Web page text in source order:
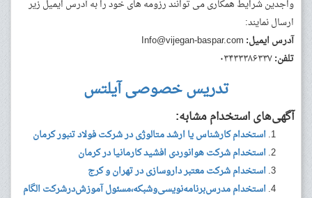
واجدین شرایط همکاری می توانند رزومه های خود را به آدرس ایمیل زیر
ارسال نمایند:
آدرس ایمیل: Info@vijegan-baspar.com
تلفن:
تدریس خصوصی آیلتس
آگهی‌های استخدام مشابه:
استخدام کارشناس یا ارشد متالوژی در شرکت فولاد تنبور کرمان
استخدام شرکت هوانوردی افشید کارمانیا در کرمان
استخدام شرکت معتبر داروسازی در تهران و کرج
استخدام مدرس‌‎برنامه‌نویسی‌وشبکه،مسئول آموزش‌درشرکت الگام